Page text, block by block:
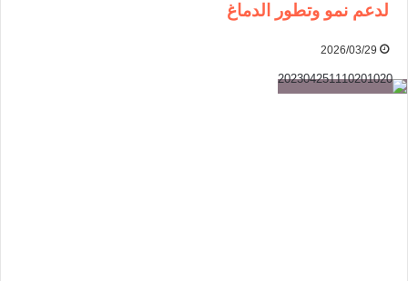
لدعم نمو وتطور الدماغ
2026/03/29